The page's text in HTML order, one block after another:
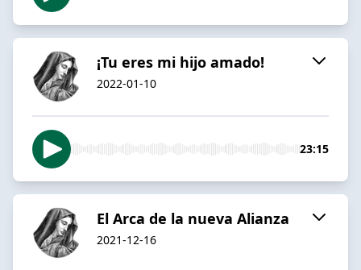
¡Tu eres mi hijo amado!
2022-01-10
23:15
El Arca de la nueva Alianza
2021-12-16